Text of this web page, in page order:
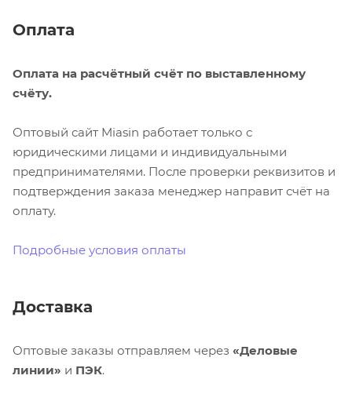
Оплата
Оплата на расчётный счёт по выставленному
счёту.
Оптовый сайт Miasin работает только с
юридическими лицами и индивидуальными
предпринимателями. После проверки реквизитов и
подтверждения заказа менеджер направит счёт на
оплату.
Подробные условия оплаты
Доставка
Оптовые заказы отправляем через «Деловые
линии» и ПЭК.